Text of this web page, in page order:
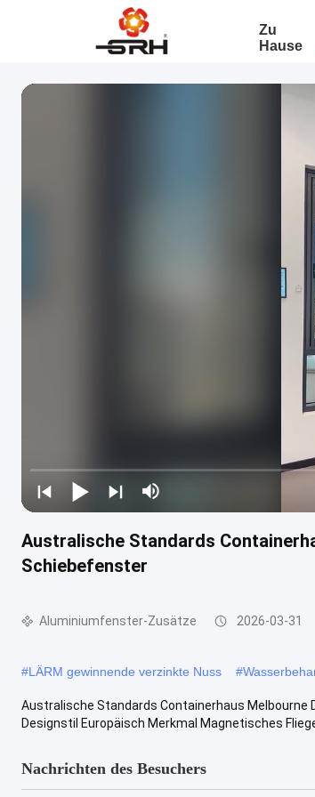
Zu
Hause
Australische Standards
Schiebefenster
Aluminiumfenster-Zusätze 2026-03-31
#LÄRM gewinnende verzinkte Nuss #
Australische Standards Containerhaus
Designstil Europäisch Merkmal Magnetisches
Nachrichten des Besuchers